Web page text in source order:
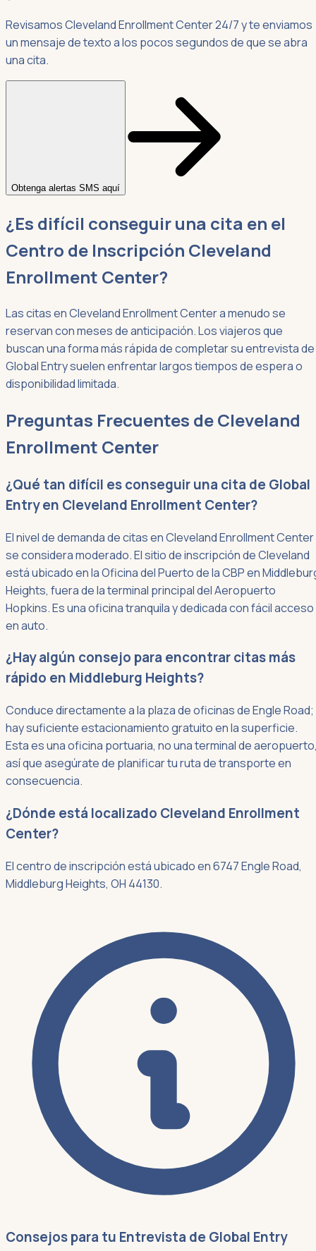
Revisamos Cleveland Enrollment Center 24/7 y te enviamos
un mensaje de texto a los pocos segundos de que se abra
una cita.
Obtenga alertas SMS aquí
¿Es difícil conseguir una cita en el
Centro de Inscripción Cleveland
Enrollment Center?
Las citas en Cleveland Enrollment Center a menudo se
reservan con meses de anticipación. Los viajeros que
buscan una forma más rápida de completar su entrevista de
Global Entry suelen enfrentar largos tiempos de espera o
disponibilidad limitada.
Preguntas Frecuentes de Cleveland
Enrollment Center
¿Qué tan difícil es conseguir una cita de Global
Entry en Cleveland Enrollment Center?
El nivel de demanda de citas en Cleveland Enrollment Center
se considera moderado. El sitio de inscripción de Cleveland
está ubicado en la Oficina del Puerto de la CBP en
Heights, fuera de la terminal principal del Aeropuerto
Hopkins. Es una oficina tranquila y dedicada con fácil acceso
en auto.
¿Hay algún consejo para encontrar citas más
rápido en Middleburg Heights?
Conduce directamente a la plaza de oficinas de Engle Road;
hay suficiente estacionamiento gratuito en la superficie.
Esta es una oficina portuaria, no una terminal de
así que asegúrate de planificar tu ruta de transporte en
consecuencia.
¿Dónde está localizado Cleveland Enrollment
Center?
El centro de inscripción está ubicado en 6747 Engle Road,
Middleburg Heights, OH 44130.
Consejos para tu Entrevista de Global Entry